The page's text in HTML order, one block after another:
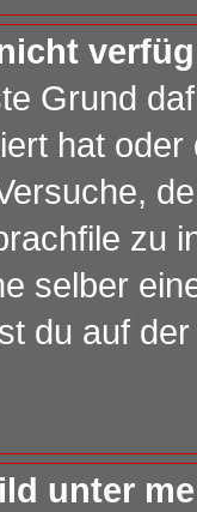
Grund
hat
zu
selber
du auf
unter